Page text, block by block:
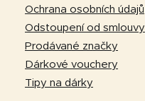
Ochrana osobních údajů
Odstoupení od smlouvy
Prodávané značky
Dárkové vouchery
Tipy na dárky